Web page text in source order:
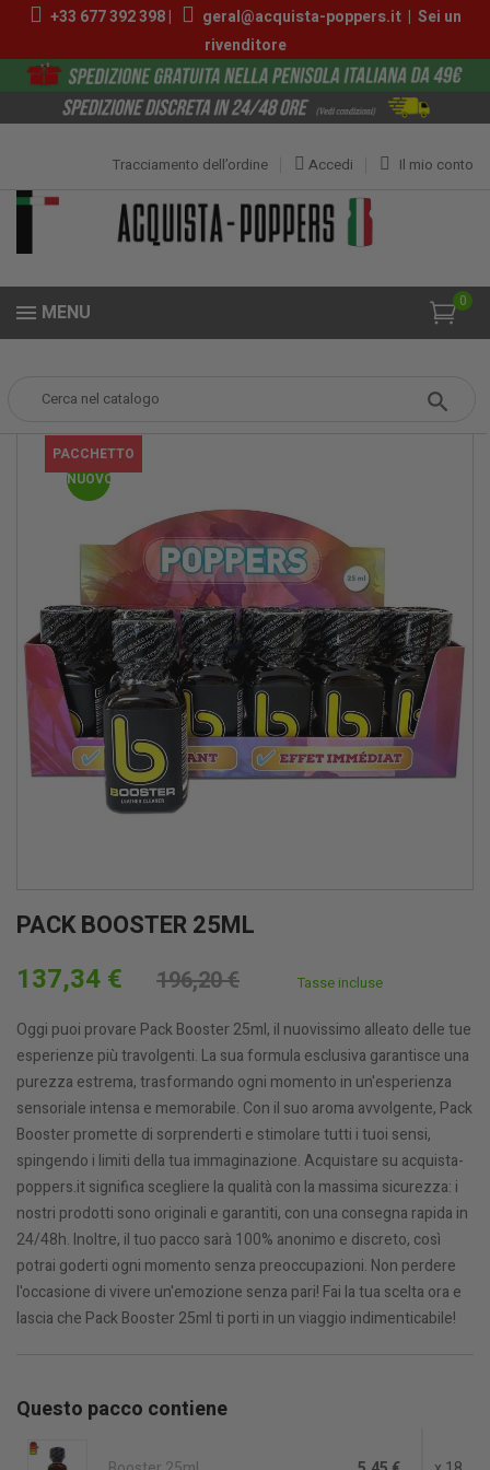
+33 677 392 398 | geral@acquista-poppers.it| Sei un
rivenditore
Il mio conto
Accedi
Tracciamento dell’ordine
0
MENU
NUOVO
PACCHETTO
PACK BOOSTER 25ML
137,34 € 196,20 € Tasse incluse
Oggi puoi provare Pack Booster 25ml, il nuovissimo alleato delle tue
esperienze più travolgenti. La sua formula esclusiva garantisce una
purezza estrema, trasformando ogni momento in un'esperienza
sensoriale intensa e memorabile. Con il suo aroma avvolgente, Pack
Booster promette di sorprenderti e stimolare tutti i tuoi sensi,
spingendo i limiti della tua immaginazione. Acquistare su acquista-
poppers.it significa scegliere la qualità con la massima sicurezza: i
nostri prodotti sono originali e garantiti, con una consegna rapida in
24/48h. Inoltre, il tuo pacco sarà 100% anonimo e discreto, così
potrai goderti ogni momento senza preoccupazioni. Non perdere
l'occasione di vivere un'emozione senza pari! Fai la tua scelta ora e
lascia che Pack Booster 25ml ti porti in un viaggio indimenticabile!
Questo pacco contiene